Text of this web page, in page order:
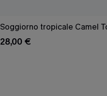
Soggiorno tropicale Camel
28,00 €